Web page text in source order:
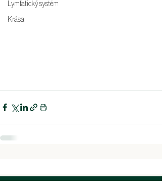
Lymfatický systém
Krása